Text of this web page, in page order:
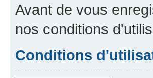
Avant de vous
nos conditions
Conditions